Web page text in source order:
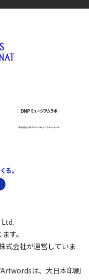
す。
式会社が運営していま
は、大日本印刷